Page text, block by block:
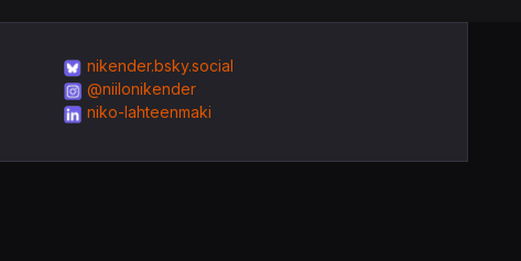
nikender.bsky.social
@niilonikender
niko-lahteenmaki